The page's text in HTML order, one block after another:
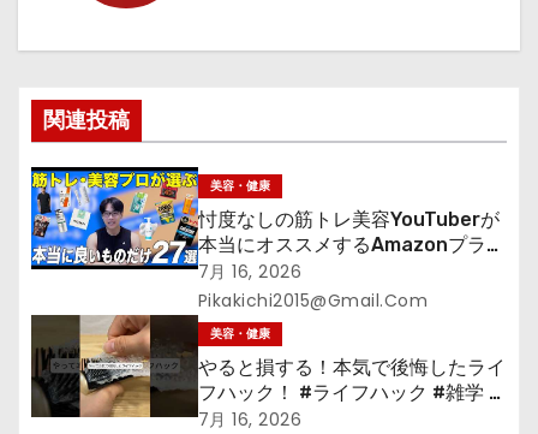
シ
ョ
ン
関連投稿
美容・健康
忖度なしの筋トレ美容YouTuberが
本当にオススメするAmazonプライ
ムデーセールで買うべきもの
7月 16, 2026
Pikakichi2015@gmail.com
美容・健康
やると損する！本気で後悔したライ
フハック！ #ライフハック #雑学 #
裏技 #shorts #海外
7月 16, 2026